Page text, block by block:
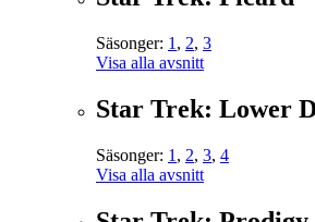
Säsonger: 1 , 2, 3
Visa alla avsnitt
Star Trek: Lower
Säsonger: 1 , 2, 3, 4
Visa alla avsnitt